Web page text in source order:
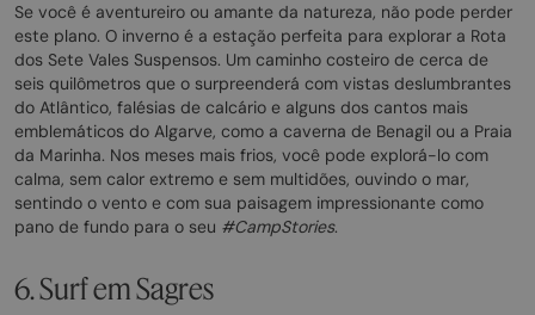
Se você é aventureiro ou amante da natureza, não pode perder
este plano. O inverno é a estação perfeita para explorar a Rota
dos Sete Vales Suspensos. Um caminho costeiro de cerca de
seis quilômetros que o surpreenderá com vistas deslumbrantes
do Atlântico, falésias de calcário e alguns dos cantos mais
emblemáticos do Algarve, como a caverna de Benagil ou a Praia
da Marinha. Nos meses mais frios, você pode explorá-lo com
calma, sem calor extremo e sem multidões, ouvindo o mar,
sentindo o vento e com sua paisagem impressionante como
pano de fundo para o seu #CampStories.
6. Surf em Sagres